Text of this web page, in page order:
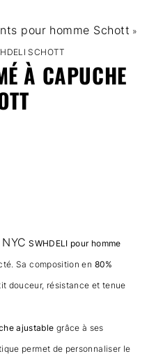
pour homme Schott »
SCHOTT
À CAPUCHE
SWHDELI pour homme
Sa composition en 80%
douceur, résistance et tenue
ajustable grâce à ses
permet de personnaliser le